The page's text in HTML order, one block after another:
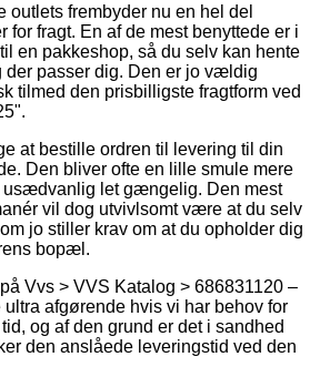
outlets frembyder nu en hel del
for fragt. En af de mest benyttede er i
en pakkeshop, så du selv kan hente
der passer dig. Den er jo vældig
tilmed den prisbilligste fragtform ved
at bestille ordren til levering til din
Den bliver ofte en lille smule mere
usædvanlig let gængelig. Den mest
vil dog utvivlsomt være at du selv
jo stiller krav om at du opholder dig
bopæl.
Vvs > VVS Katalog > 686831120 –
afgørende hvis vi har behov for
og af den grund er det i sandhed
den anslåede leveringstid ved den